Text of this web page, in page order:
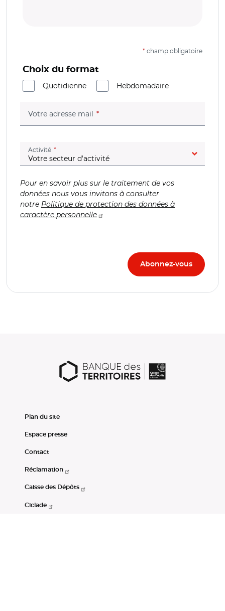
* champ obligatoire
Choix du format
Quotidienne
Hebdomadaire
Votre adresse mail (champ obligatoire)
Activité (champ obligatoire)
Pour en savoir plus sur le traitement de vos
données nous vous invitons à consulter
notre Politique de protection des données à
caractère personnelle
Plan du site
Espace presse
Contact
Réclamation
Caisse des Dépôts
Ciclade